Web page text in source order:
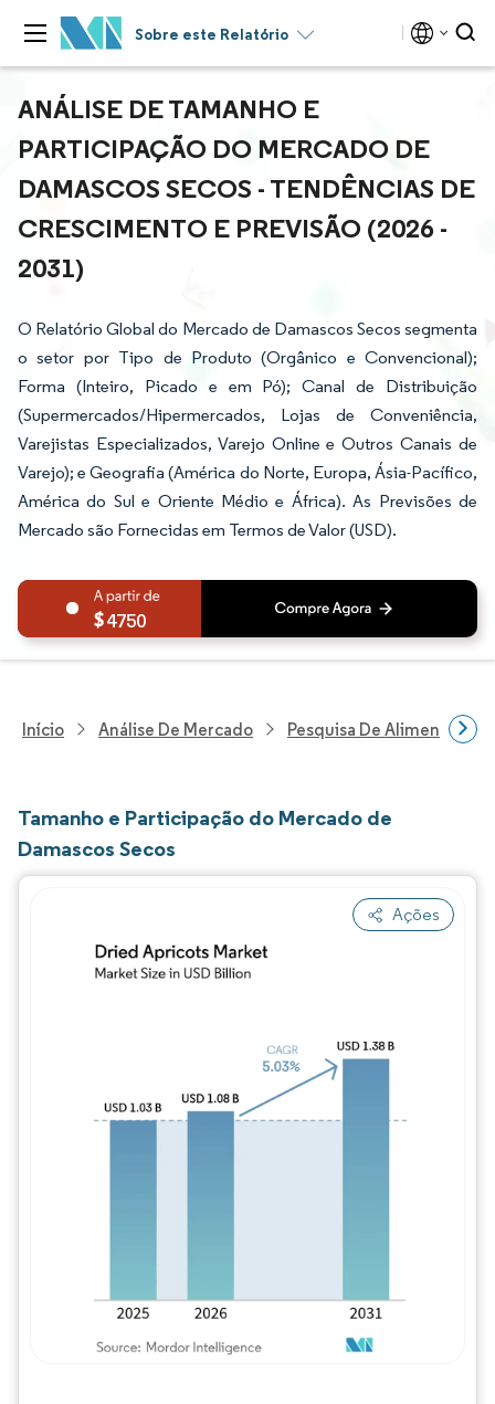
Sobre este Relatório
ANÁLISE DE TAMANHO E
PARTICIPAÇÃO DO MERCADO DE
DAMASCOS SECOS - TENDÊNCIAS DE
CRESCIMENTO E PREVISÃO (2026 -
2031)
O Relatório Global do Mercado de Damascos Secos segmenta
o setor por Tipo de Produto (Orgânico e Convencional);
Forma (Inteiro, Picado e em Pó); Canal de Distribuição
(Supermercados/Hipermercados, Lojas de Conveniência,
Varejistas Especializados, Varejo Online e Outros Canais de
Varejo); e Geografia (América do Norte, Europa, Ásia-Pacífico,
América do Sul e Oriente Médio e África). As Previsões de
Mercado são Fornecidas em Termos de Valor (USD).
4750
Início Análise De Mercado Pesquisa De Alimentos E
Tamanho e Participação do Mercado de
Damascos Secos
Ações